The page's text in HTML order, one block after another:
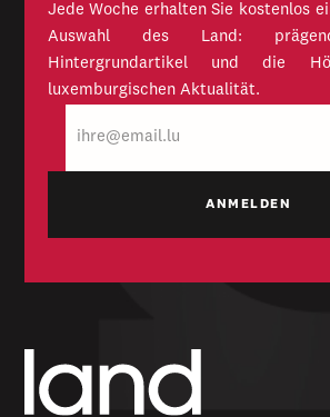
Jede Woche erhalten Sie kostenlos
Auswahl des Land:
Hintergrundartikel und die
luxemburgischen Aktualität.
Mail